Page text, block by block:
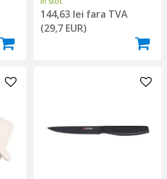
144,63 lei fara TVA
(29,7 EUR)